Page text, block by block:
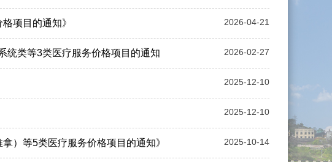
项目的通知》 2026-04-21
统类等3类医疗服务价格项目的通知 2026-02-27
2025-12-10
2025-12-10
）等5类医疗服务价格项目的通知》 2025-10-14